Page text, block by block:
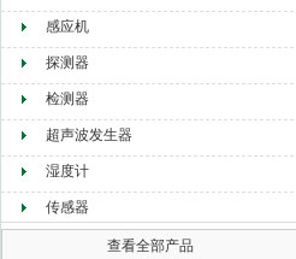
感应机
探测器
检测器
超声波发生器
湿度计
传感器
查看全部产品